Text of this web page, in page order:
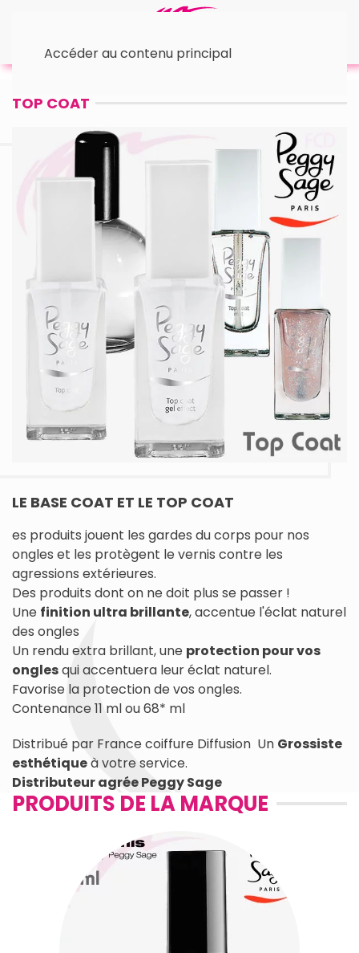
Accéder au contenu principal
TOP COAT
LE BASE COAT ET LE TOP COAT
es produits jouent les gardes du corps pour nos
ongles et les protègent le vernis contre les
agressions extérieures.
Des produits dont on ne doit plus se passer !
Une finition ultra brillante, accentue l'éclat naturel
des ongles
Un rendu extra brillant, une protection pour vos
onglesqui accentuera leur éclat naturel.
Favorise la protection de vos ongles.
Contenance 11 ml ou 68* ml
Distribué par France coiffure Diffusion Un Grossiste
esthétiqueà votre service.
Distributeur agrée Peggy Sage
PRODUITS DE LA MARQUE